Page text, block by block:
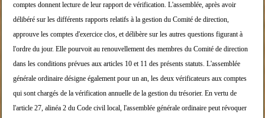
comptes donnent lecture de leur rapport de vérification. L'assemblée, après avoir
délibéré sur les différents rapports relatifs à la gestion du Comité de direction,
approuve les comptes d'exercice clos, et délibère sur les autres questions figurant à
l'ordre du jour. Elle pourvoit au renouvellement des membres du Comité de direction
dans les conditions prévues aux articles 10 et 11 des présents statuts. L'assemblée
générale ordinaire désigne également pour un an, les deux vérificateurs aux comptes
qui sont chargés de la vérification annuelle de la gestion du trésorier. En vertu de
l'article 27, alinéa 2 du Code civil local, l'assemblée générale ordinaire peut révoquer